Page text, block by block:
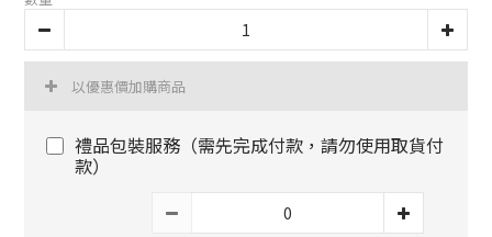
以優惠價加購商品
禮品包裝服務（需先完成付款，請勿使用取貨付
款）